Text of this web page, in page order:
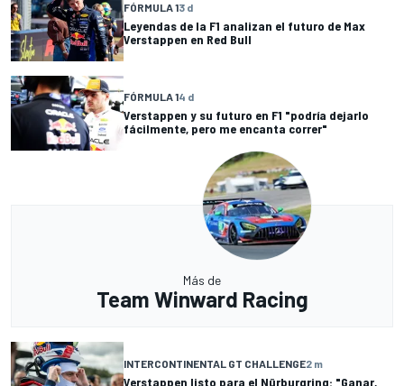
FÓRMULA 13 d
Leyendas de la F1 analizan el futuro de Max
Verstappen en Red Bull
FÓRMULA 14 d
Verstappen y su futuro en F1 "podría dejarlo
fácilmente, pero me encanta correr"
Más de
Team Winward Racing
INTERCONTINENTAL GT CHALLENGE2 m
Verstappen listo para el Nürburgring: "Ganar,